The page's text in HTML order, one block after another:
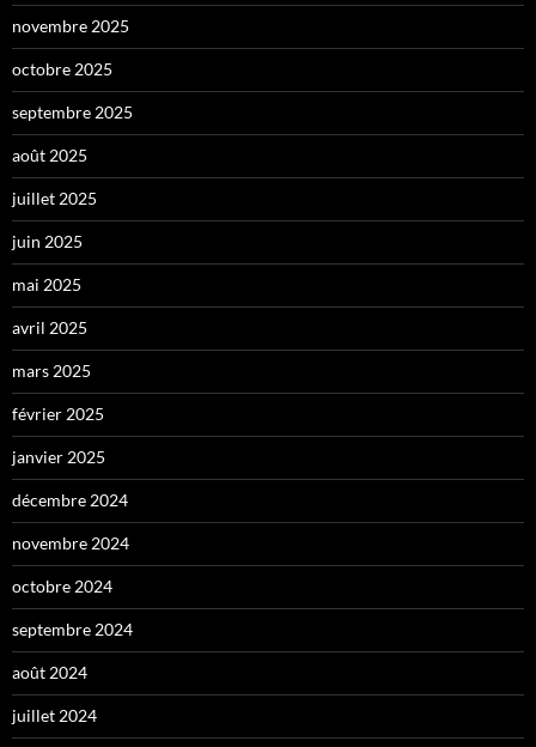
novembre 2025
octobre 2025
septembre 2025
août 2025
juillet 2025
juin 2025
mai 2025
avril 2025
mars 2025
février 2025
janvier 2025
décembre 2024
novembre 2024
octobre 2024
septembre 2024
août 2024
juillet 2024